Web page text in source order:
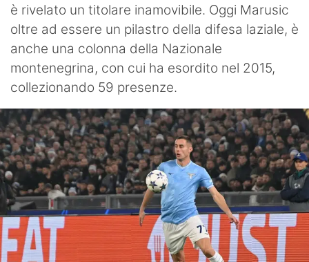
è rivelato un titolare inamovibile. Oggi Marusic
oltre ad essere un pilastro della difesa laziale, è
anche una colonna della Nazionale
montenegrina, con cui ha esordito nel 2015,
collezionando 59 presenze.